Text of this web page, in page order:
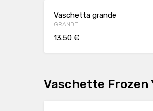
Vaschetta grande
GRANDE
13.50 €
Vaschette